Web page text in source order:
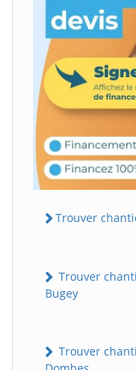
Trouver
Trouver
Bugey
Trouver